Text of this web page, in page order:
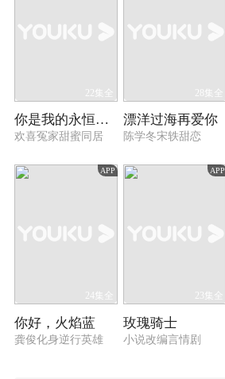
22集全
你是我的永恒星辰
欢喜冤家甜蜜同居
28集全
漂洋过海再爱你
陈学冬宋轶甜恋
APP
24集全
你好，火焰蓝
龚俊化身逆行英雄
APP
23集全
玫瑰骑士
小说改编言情剧